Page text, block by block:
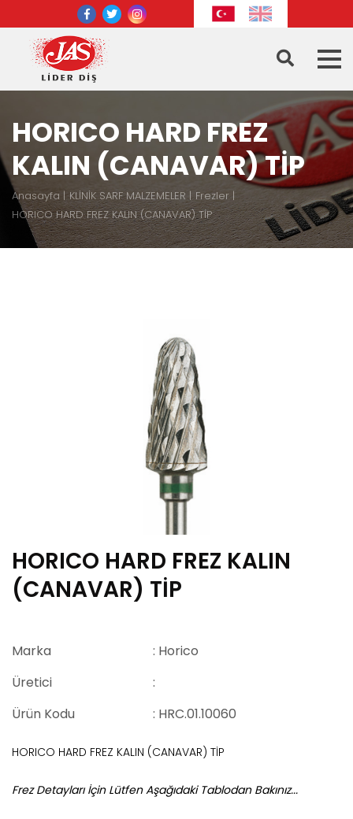
HORICO HARD FREZ
KALIN (CANAVAR) TİP
Anasayfa KLİNİK SARF MALZEMELER
Frezler
HORICO HARD FREZ KALIN (CANAVAR) TİP
HORICO HARD FREZ KALIN
(CANAVAR) TİP
Marka
: Horico
Üretici
:
Ürün Kodu
: HRC.01.10060
HORICO HARD FREZ KALIN (CANAVAR) TİP
Frez Detayları İçin Lütfen Aşağıdaki Tablodan Bakınız...